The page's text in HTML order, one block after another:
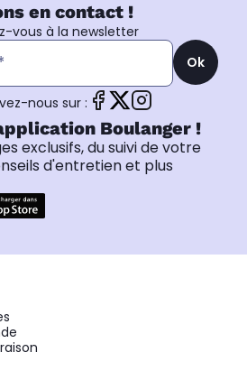
en contact !
vous à la newsletter
Ok
nous sur :
Boulanger !
exclusifs, du suivi de votre
d'entretien et plus